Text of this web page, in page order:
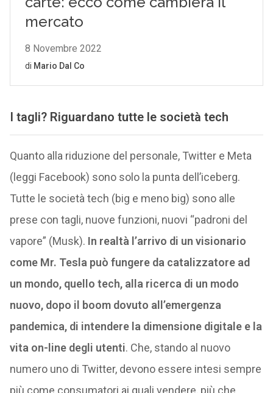
I tagli? Riguardano tutte le società tech
Quanto alla riduzione del personale, Twitter e Meta
(leggi Facebook) sono solo la punta dell’iceberg.
Tutte le società tech (big e meno big) sono alle
prese con tagli, nuove funzioni, nuovi “padroni del
vapore” (Musk). In realtà l’arrivo di un visionario
come Mr. Tesla può fungere da catalizzatore ad
un mondo, quello tech, alla ricerca di un modo
nuovo, dopo il boom dovuto all’emergenza
pandemica, di intendere la dimensione digitale e la
vita on-line degli utenti. Che, stando al nuovo
numero uno di Twitter, devono essere intesi sempre